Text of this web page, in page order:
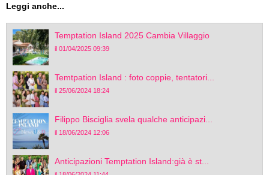
Leggi anche...
Temptation Island 2025 Cambia Villaggio
il 01/04/2025 09:39
Temtpation Island : foto coppie, tentatori...
il 25/06/2024 18:24
Filippo Bisciglia svela qualche anticipazi...
il 18/06/2024 12:06
Anticipazioni Temptation Island:già è st...